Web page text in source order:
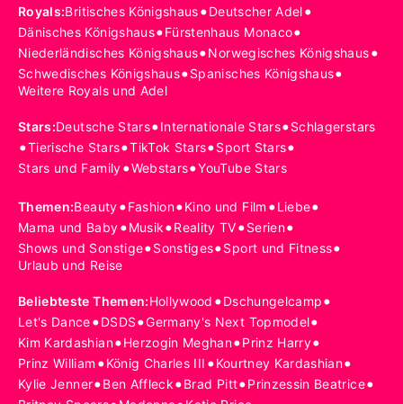
Royals:Britisches Königshaus•Deutscher Adel•
Dänisches Königshaus•Fürstenhaus Monaco•
Niederländisches Königshaus•Norwegisches Königshaus•
Schwedisches Königshaus•Spanisches Königshaus•
Weitere Royals und Adel
Stars:Deutsche Stars•Internationale Stars•Schlagerstars
•Tierische Stars•TikTok Stars•Sport Stars•
Stars und Family•Webstars•YouTube Stars
Themen:Beauty•Fashion•Kino und Film •Liebe•
Mama und Baby•Musik•Reality TV•Serien•
Shows und Sonstige•Sonstiges•Sport und Fitness•
Urlaub und Reise
Beliebteste Themen:Hollywood •Dschungelcamp•
Let's Dance•DSDS•Germany's Next Topmodel•
Kim Kardashian•Herzogin Meghan•Prinz Harry•
Prinz William •König Charles III •Kourtney Kardashian•
Kylie Jenner•Ben Affleck•Brad Pitt•Prinzessin Beatrice•